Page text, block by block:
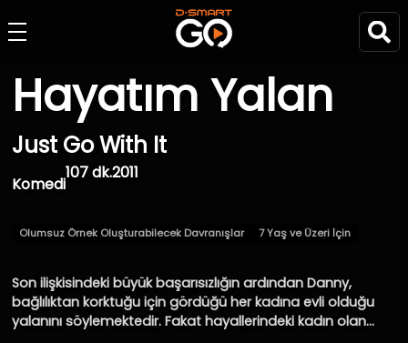
Hayatım Yalan
Just Go With It
Komedi
107 dk.2011
Olumsuz Örnek Oluşturabilecek Davranışlar 7 Yaş ve Üzeri İçin
Son ilişkisindeki büyük başarısızlığın ardından Danny,
bağlılıktan korktuğu için gördüğü her kadına evli olduğu
yalanını söylemektedir. Fakat hayallerindeki kadın olan